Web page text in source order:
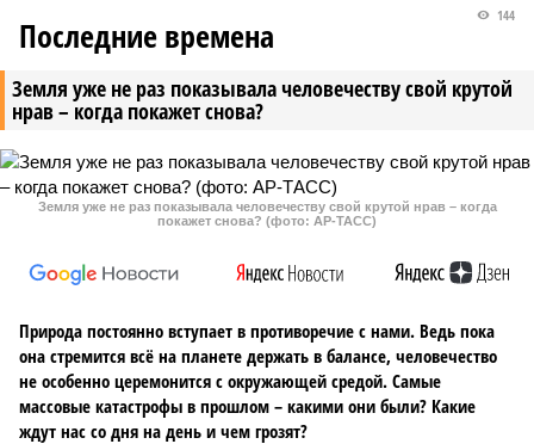
Земля уже не раз показывала человечеству свой крутой
нрав – когда покажет снова?
144
Последние времена
Земля уже не раз показывала человечеству свой крутой нрав – когда
покажет снова? (фото: АР-ТАСС)
Природа постоянно вступает в противоречие с нами. Ведь пока
она стремится всё на планете держать в балансе, человечество
не особенно церемонится с окружающей средой. Самые
массовые катастрофы в прошлом – какими они были? Какие
ждут нас со дня на день и чем грозят?